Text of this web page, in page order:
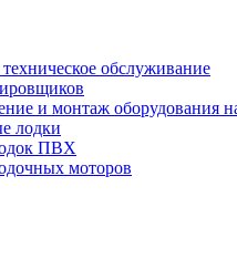
обслуживание
и монтаж оборудования
лодки
ПВХ
моторов